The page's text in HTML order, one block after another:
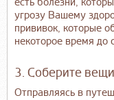
есть болезни,
угрозу Вашему
прививок, которые
некоторое время до
3. Соберите вещи
Отправляясь в